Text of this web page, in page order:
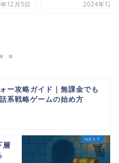
12月5日 2024年12
ー攻略ガイド｜無課金でも
系戦略ゲームの始め方
層